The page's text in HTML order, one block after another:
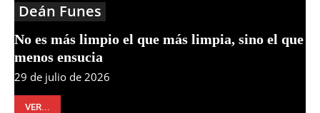
Deán Funes
No es más limpio el que más limpia, sino el que
menos ensucia
29 de julio de 2026
VER...